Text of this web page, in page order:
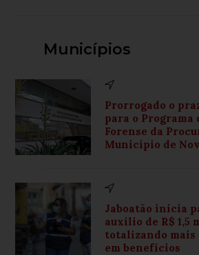
Municípios
Prorrogado o
para o Programa
Forense da
Município de
Jaboatão inicia
auxílio de R$ 1,5
totalizando mais
em benefícios